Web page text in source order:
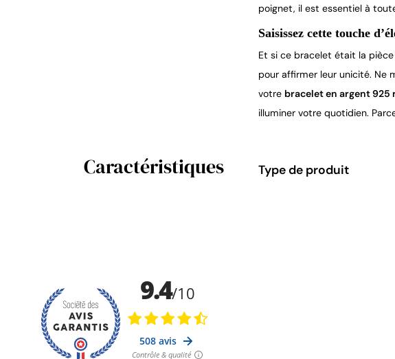
poignet, il est essentiel à
Saisissez cette touche
Et si ce bracelet était la
pour affirmer leur unicité. Ne
votre bracelet en argent 925
illuminer votre quotidien.
Caractéristiques Type de produit